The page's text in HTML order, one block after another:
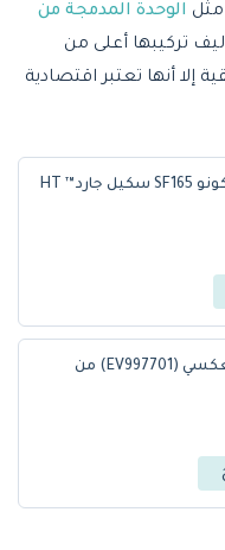
مثل الوحدة المدمجة من
تركيبها أعلى من
إلا أنها تعتبر اقتصادية
نظام تنقية المياه كونو SF165 سكيل جارد™ HT
نظام التناضح العكسي (EV997701) من